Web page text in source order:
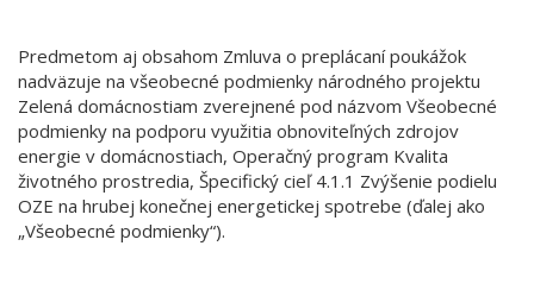
Predmetom aj obsahom Zmluva o preplácaní poukážok
nadväzuje na všeobecné podmienky národného projektu
Zelená domácnostiam zverejnené pod názvom Všeobecné
podmienky na podporu využitia obnoviteľných zdrojov
energie v domácnostiach, Operačný program Kvalita
životného prostredia, Špecifický cieľ 4.1.1 Zvýšenie podielu
OZE na hrubej konečnej energetickej spotrebe (ďalej ako
„Všeobecné podmienky“).